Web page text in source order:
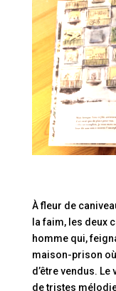
À fleur de
la faim, les deux
homme qui,
maison-prison
d’être vendus.
de tristes